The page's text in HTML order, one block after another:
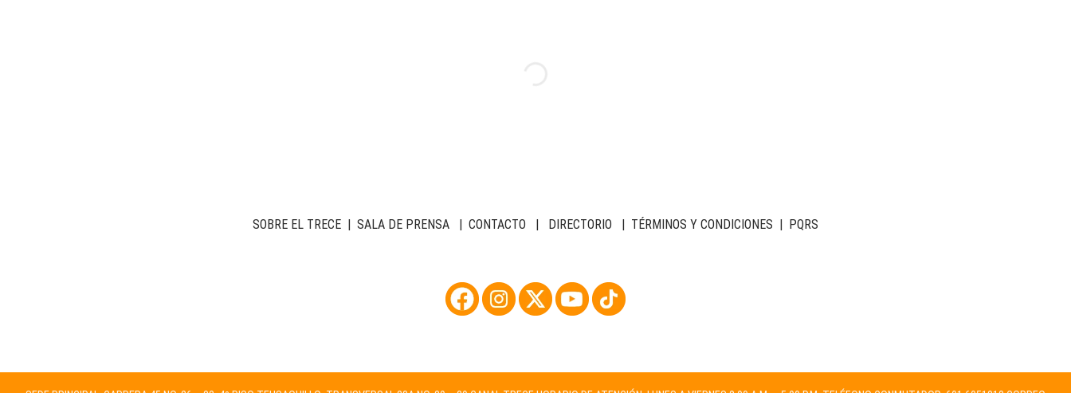
SOBRE EL TRECE | SALA DE PRENSA | CONTACTO | DIRECTORIO | TÉRMINOS Y CONDICIONES | PQRS